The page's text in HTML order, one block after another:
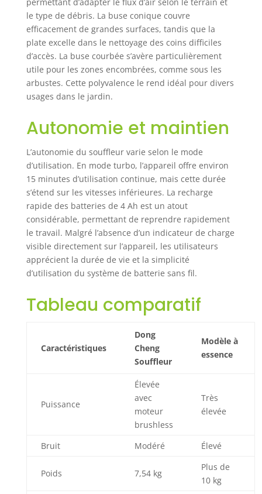
automne ou de
neige fraîche en
hiver – ce souffleur
de feuilles sans fil
élimine toutes les
saletés sans effort
3 buses
augmentent le flux
d’air pour
grandes zones de
feuilles et de
déchets, adaptées
aux espaces
ouverts tels que
les jardins,
pelouses et rues ;
Buses plates :
concentrent le flux
augmentent la
pour enlever les
feuilles mouillées
tenaces, adaptées
aux zones
restreintes ; la
buse courbée
permet d’éliminer
la poussière dans
les coins de
manière ciblée
ergonomique &
Travail sans
le type de débris. La buse conique couvre
efficacement de grandes surfaces, tandis que la
plate excelle dans le nettoyage des coins difficiles
d’accès. La buse courbée s’avère particulièrement
utile pour les zones encombrées, comme sous les
arbustes. Cette polyvalence le rend idéal pour divers
usages dans le jardin.
Autonomie et maintien
L’autonomie du souffleur varie selon le mode
d’utilisation. En mode turbo, l’appareil offre environ
15 minutes d’utilisation continue, mais cette durée
s’étend sur les vitesses inférieures. La recharge
rapide des batteries de 4 Ah est un atout
considérable, permettant de reprendre rapidement
le travail. Malgré l’absence d’un indicateur de charge
visible directement sur l’appareil, les utilisateurs
apprécient la durée de vie et la simplicité
d’utilisation du système de batterie sans fil.
Tableau comparatif
Caractéristiques
Dong
Cheng
Souffleur
Modèle à
essence
Puissance
Élevée
avec
moteur
brushless
Très
élevée
Bruit Modéré Élevé
Poids 7,54 kg
Plus de
10 kg